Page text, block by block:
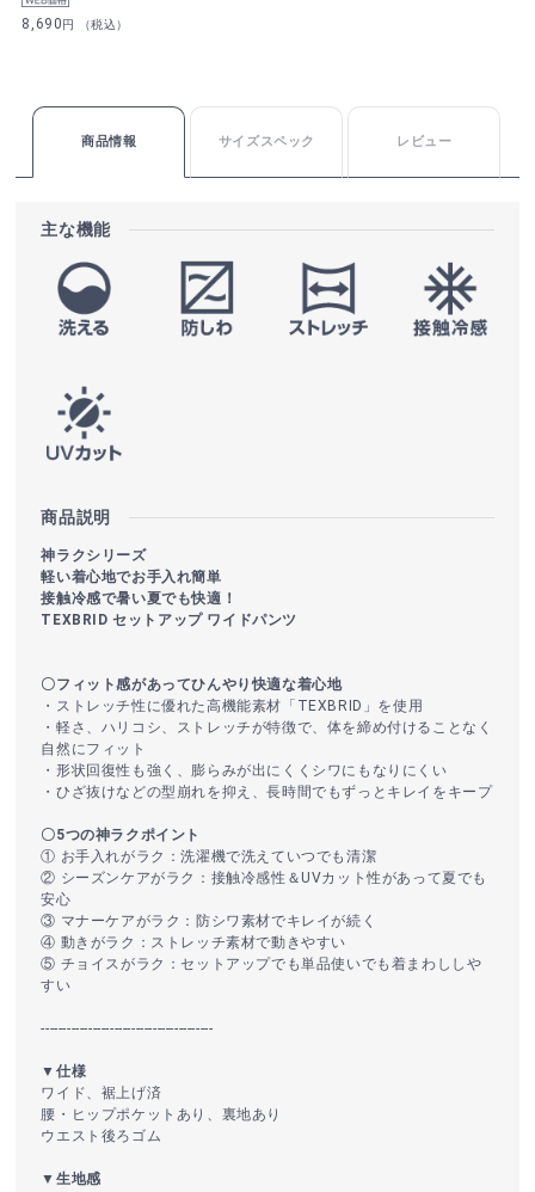
8,690円 （税込）
商品情報 サイズスペック レビュー
主な機能
商品説明
神ラクシリーズ
軽い着心地でお手入れ簡単
接触冷感で暑い夏でも快適！
TEXBRID セットアップ ワイドパンツ
〇フィット感があってひんやり快適な着心地
・ストレッチ性に優れた高機能素材「TEXBRID」を使用
・軽さ、ハリコシ、ストレッチが特徴で、体を締め付けることなく
自然にフィット
・形状回復性も強く、膨らみが出にくくシワにもなりにくい
・ひざ抜けなどの型崩れを抑え、長時間でもずっとキレイをキープ
〇5つの神ラクポイント
① お手入れがラク：洗濯機で洗えていつでも清潔
② シーズンケアがラク：接触冷感性＆UVカット性があって夏でも
安心
③ マナーケアがラク：防シワ素材でキレイが続く
④ 動きがラク：ストレッチ素材で動きやすい
⑤ チョイスがラク：セットアップでも単品使いでも着まわししや
すい
----------------------------------------
▼仕様
ワイド、裾上げ済
腰・ヒップポケットあり、裏地あり
ウエスト後ろゴム
▼生地感